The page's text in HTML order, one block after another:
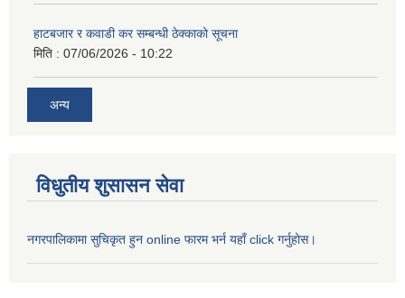
हाटबजार र कवाडी कर सम्बन्धी ठेक्काको सूचना
मिति : 07/06/2026 - 10:22
अन्य
विधुतीय शुसासन सेवा
नगरपालिकामा सुचिकृत हुन online फारम भर्न यहाँ click गर्नुहोस।